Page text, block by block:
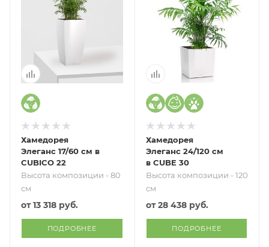
Хамедорея
Элеганс 17/60 см в
CUBICO 22
Высота композиции - 80
см
от13 318 руб.
ПОДРОБНЕЕ
Хамедорея
Элеганс 24/120 см
в CUBE 30
Высота композиции - 120
см
от28 438 руб.
ПОДРОБНЕЕ